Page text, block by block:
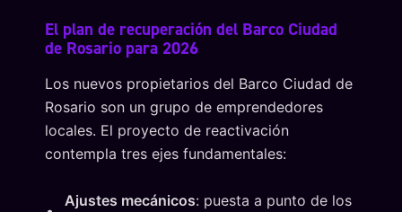
El plan de recuperación del Barco Ciudad
de Rosario para 2026
Los nuevos propietarios del Barco Ciudad de
Rosario son un grupo de emprendedores
locales. El proyecto de reactivación
contempla tres ejes fundamentales:
Ajustes mecánicos: puesta a punto de los